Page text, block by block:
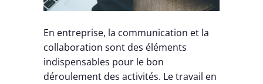
En entreprise, la communication et la
collaboration sont des éléments
indispensables pour le bon
déroulement des activités. Le travail en